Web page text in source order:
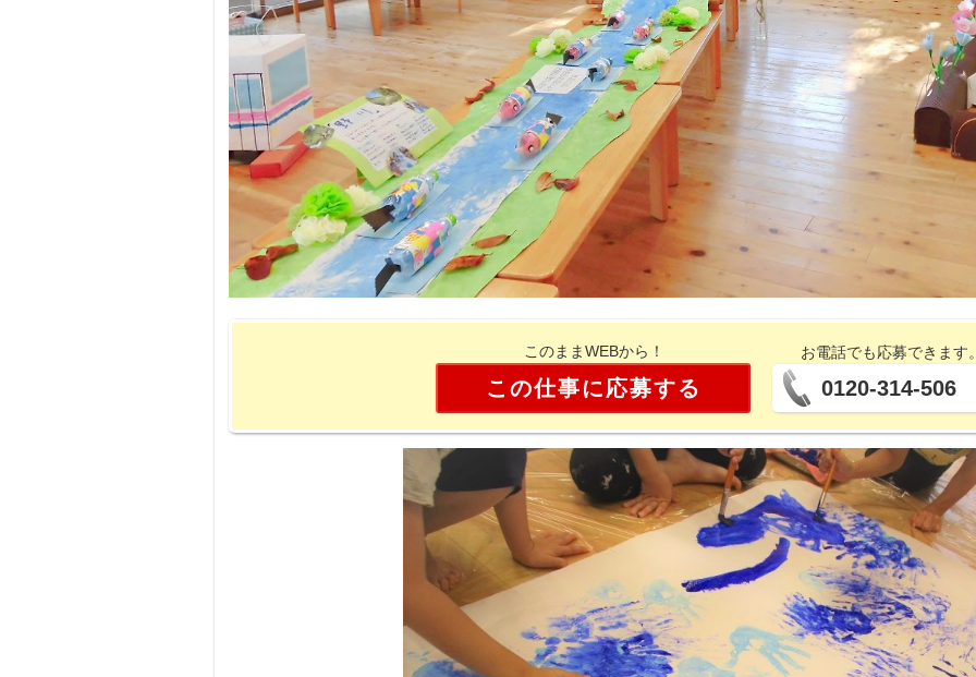
このままWEBから！
この仕事に応募する
お電話でも応募できます
0120-314-506